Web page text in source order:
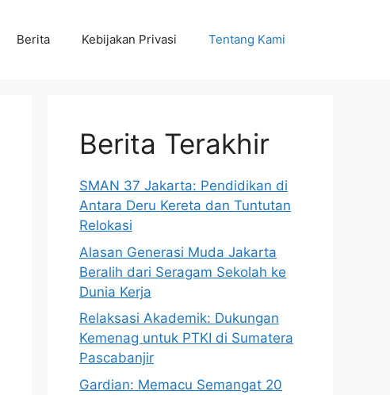
Berita Kebijakan Privasi Tentang Kami
Berita Terakhir
SMAN 37 Jakarta: Pendidikan di
Antara Deru Kereta dan Tuntutan
Relokasi
Alasan Generasi Muda Jakarta
Beralih dari Seragam Sekolah ke
Dunia Kerja
Relaksasi Akademik: Dukungan
Kemenag untuk PTKI di Sumatera
Pascabanjir
Gardian: Memacu Semangat 20